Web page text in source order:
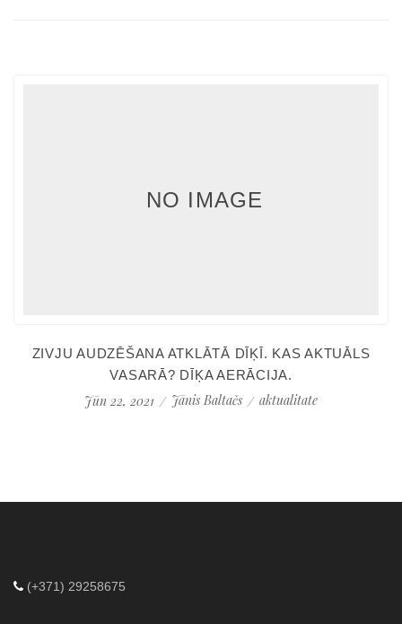
NO IMAGE
ZIVJU AUDZĒŠANA ATKLĀTĀ DĪĶĪ. KAS AKTUĀLS
VASARĀ? DĪĶA AERĀCIJA.
Jūn 22, 2021 Jānis Baltačs aktualitate
(+371) 29258675